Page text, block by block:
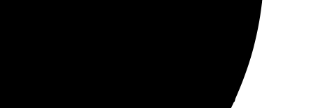
выбрала размер, загрузила свои фотографии и
коврики смотрятся стильно. Довольна, что